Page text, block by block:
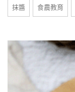
抹醬 食農教育